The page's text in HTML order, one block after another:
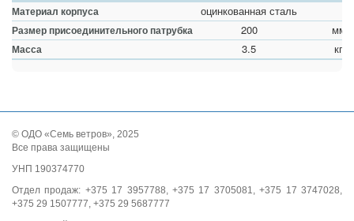
Материал корпуса оцинкованная сталь
Размер присоединительного патрубка 200 мм
Масса 3.5 кг
© ОДО «Семь ветров», 2025
Все права защищены
УНП 190374770
Отдел продаж: +375 17 3957788, +375 17 3705081, +375 17 3747028,
+375 29 1507777, +375 29 5687777